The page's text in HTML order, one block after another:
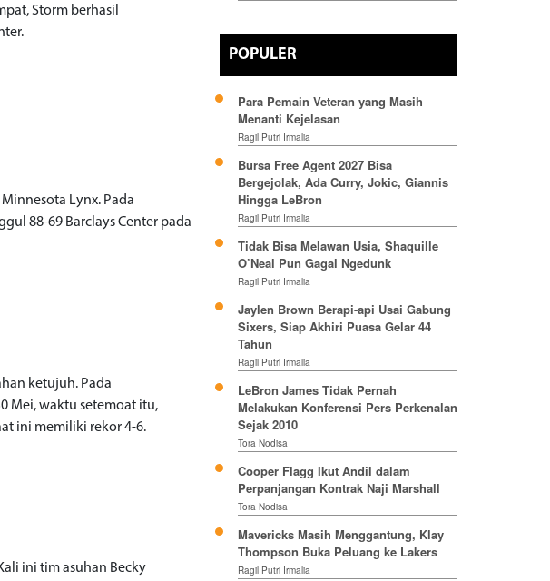
Storm berhasil
Lynx. Pada
88-69 Barclays Center pada
ketujuh. Pada
Mei, waktu setemoat itu,
ini memiliki rekor 4-6.
ini tim asuhan Becky
POPULER
Para Pemain Veteran yang Masih
Menanti Kejelasan
Ragil Putri Irmalia
Bursa Free Agent 2027 Bisa
Bergejolak, Ada Curry, Jokic, Giannis
Hingga LeBron
Ragil Putri Irmalia
Tidak Bisa Melawan Usia, Shaquille
O’Neal Pun Gagal Ngedunk
Ragil Putri Irmalia
Jaylen Brown Berapi-api Usai Gabung
Sixers, Siap Akhiri Puasa Gelar 44
Tahun
Ragil Putri Irmalia
LeBron James Tidak Pernah
Melakukan Konferensi Pers Perkenalan
Sejak 2010
Tora Nodisa
Cooper Flagg Ikut Andil dalam
Perpanjangan Kontrak Naji Marshall
Tora Nodisa
Mavericks Masih Menggantung, Klay
Thompson Buka Peluang ke Lakers
Ragil Putri Irmalia